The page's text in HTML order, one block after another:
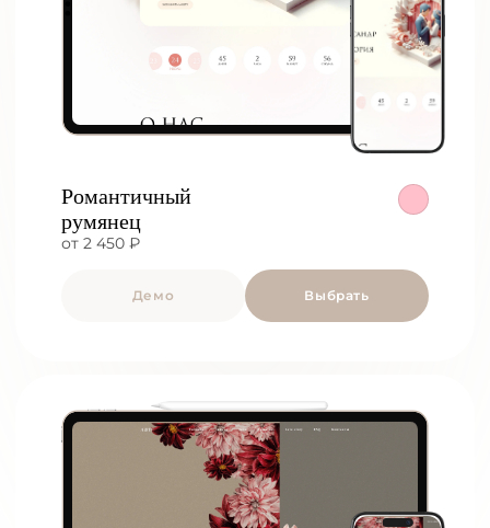
Романтичный
румянец
от 2 450 ₽
Демо Выбрать